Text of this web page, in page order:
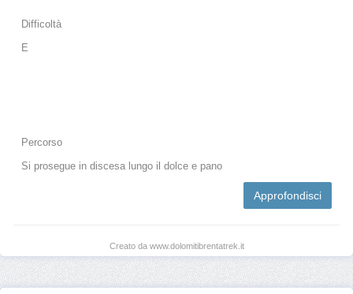
Difficoltà
E
Percorso
Si prosegue in discesa lungo il dolce e pano
Approfondisci
Creato da www.dolomitibrentatrek.it